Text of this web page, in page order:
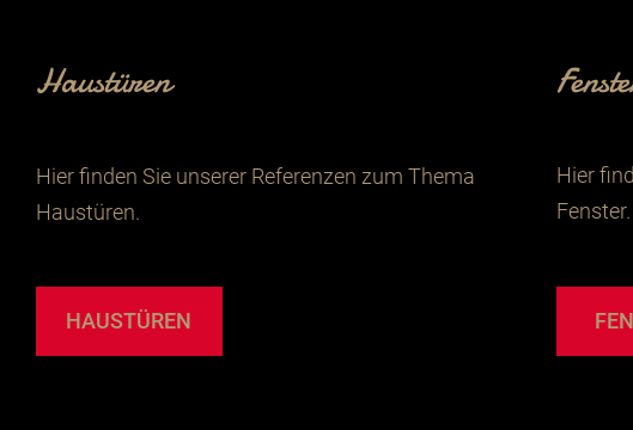
Haustüren
Hier finden Sie unserer Referenzen zum Thema
Haustüren.
HAUSTÜREN
Hier
Fenster.